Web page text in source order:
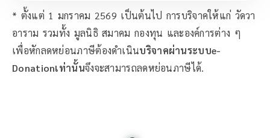
* ตั้งแต่ 1 มกราคม 2569 เป็นต้นไป การบริจาคให้แก่ วัดวา
อาราม รวมทั้ง มูลนิธิ สมาคม กองทุน และองค์การต่าง ๆ
เพื่อหักลดหย่อนภาษีต้องดำเนินบริจาคผ่านระบบe-
Donationเท่านั้นจึงจะสามารถลดหย่อนภาษีได้.